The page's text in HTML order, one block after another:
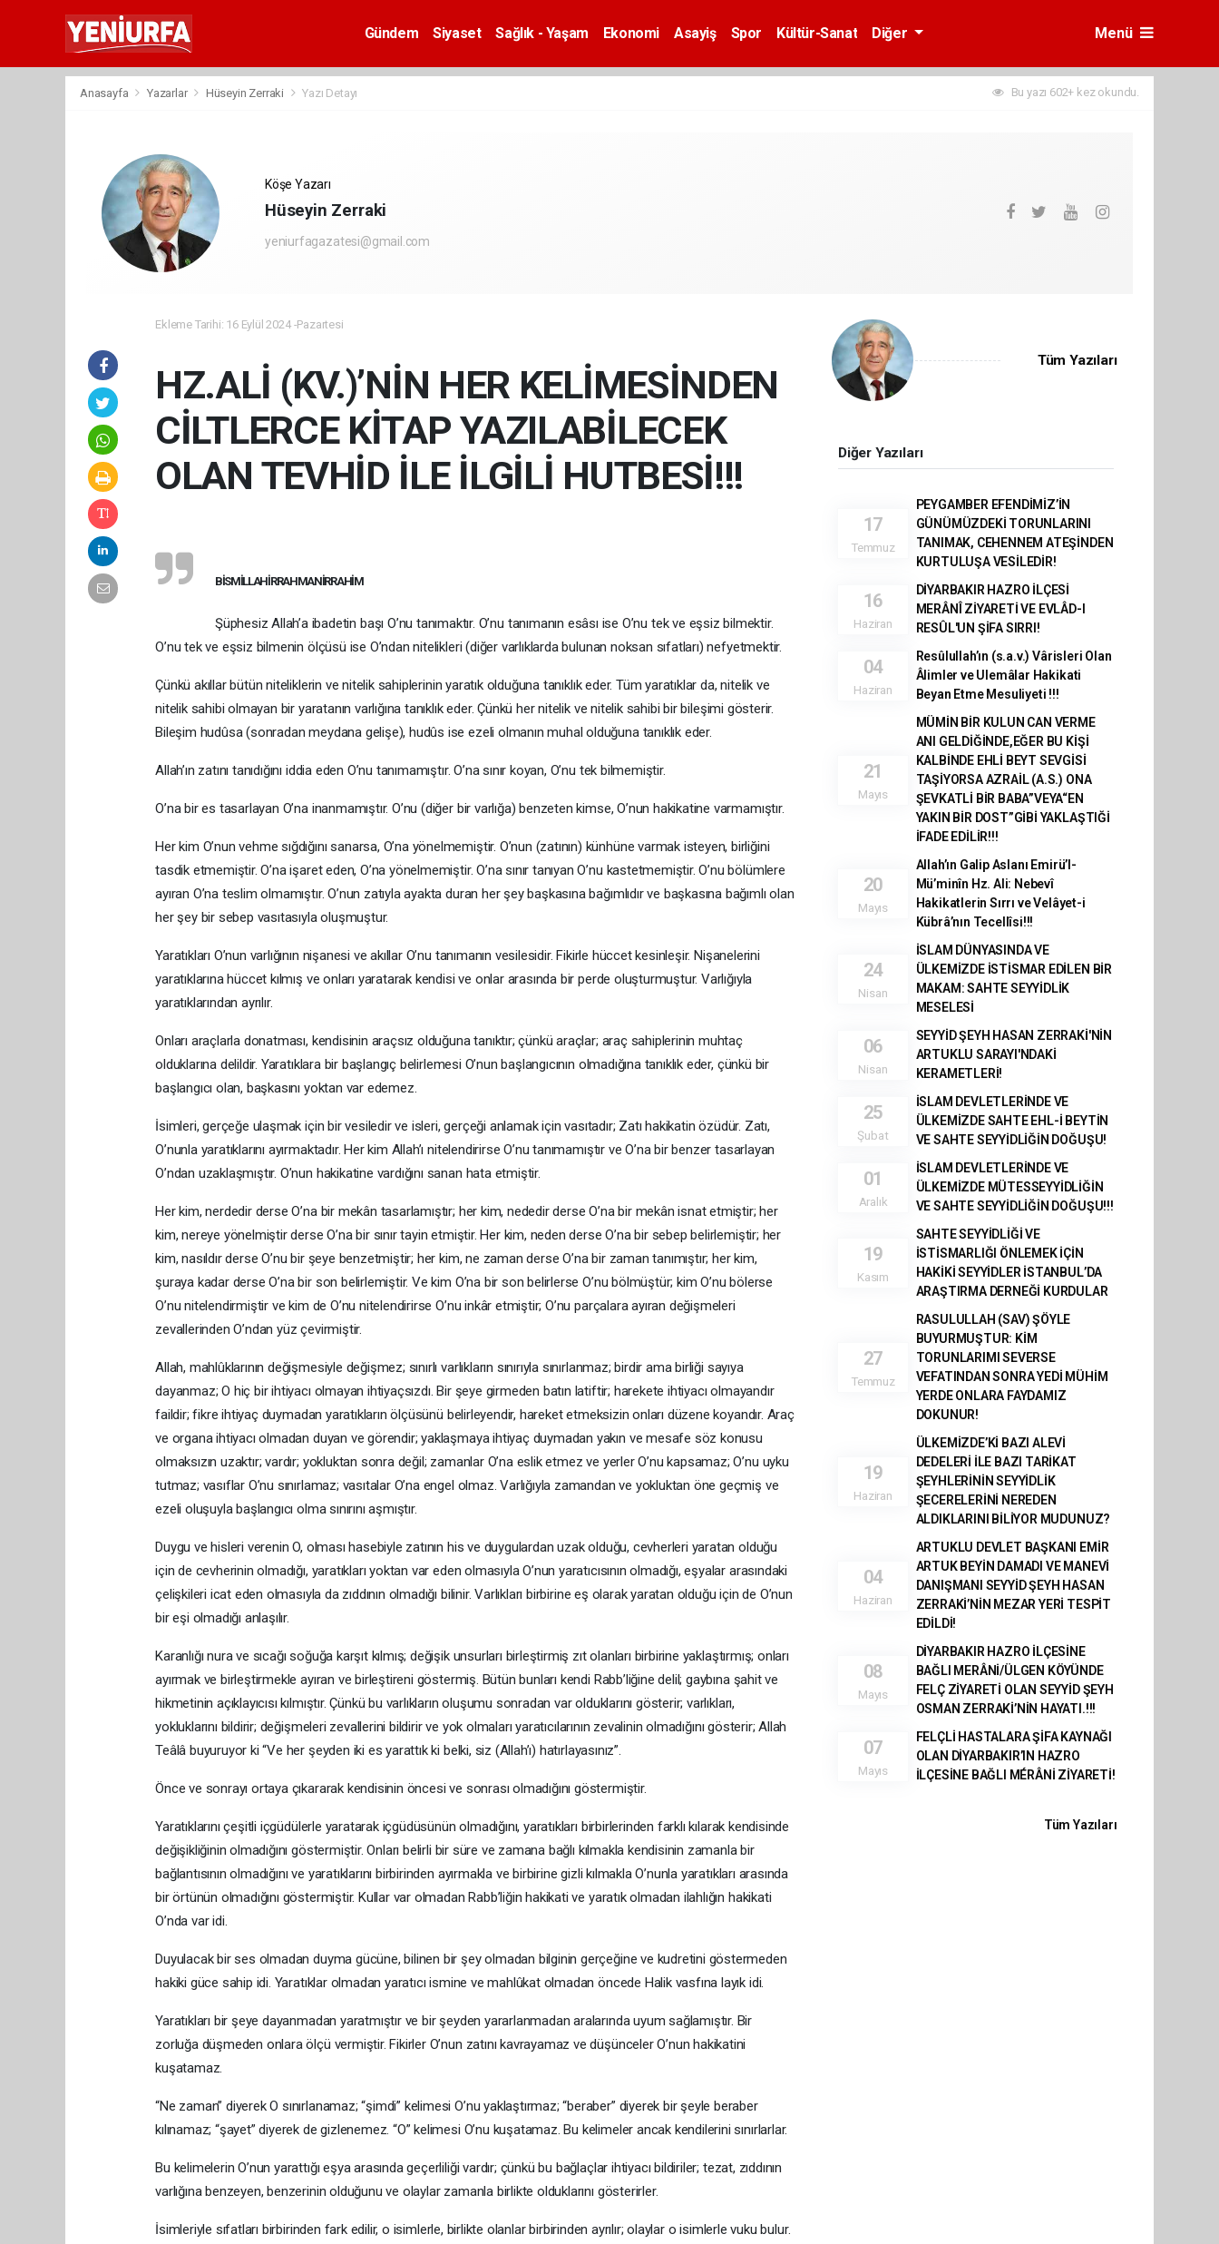
Gündem Siyaset Sağlık - Yaşam Ekonomi Asayiş Spor Kültür-Sanat Diğer Menü
Anasayfa Yazarlar Hüseyin Zerraki Yazı Detayı Bu yazı 602+ kez okundu.
Köşe Yazarı
Hüseyin Zerraki
yeniurfagazatesi@gmail.com
Ekleme Tarihi: 16 Eylül 2024 -Pazartesi
HZ.ALİ (KV.)’NİN HER KELİMESİNDEN
CİLTLERCE KİTAP YAZILABİLECEK
OLAN TEVHİD İLE İLGİLİ HUTBESİ!!!
BİSMİLLAHİRRAHMANİRRAHİM
Şüphesiz Allah’a ibadetin başı O’nu tanımaktır. O’nu tanımanın esâsı ise O’nu tek ve eşsiz bilmektir.
O’nu tek ve eşsiz bilmenin ölçüsü ise O’ndan nitelikleri (diğer varlıklarda bulunan noksan sıfatları) nefyetmektir.
Çünkü akıllar bütün niteliklerin ve nitelik sahiplerinin yaratık olduğuna tanıklık eder. Tüm yaratıklar da, nitelik ve
nitelik sahibi olmayan bir yaratanın varlığına tanıklık eder. Çünkü her nitelik ve nitelik sahibi bir bileşimi gösterir.
Bileşim hudûsa (sonradan meydana gelişe), hudûs ise ezeli olmanın muhal olduğuna tanıklık eder.
Allah’ın zatını tanıdığını iddia eden O’nu tanımamıştır. O’na sınır koyan, O’nu tek bilmemiştir.
O’na bir es tasarlayan O’na inanmamıştır. O’nu (diğer bir varlığa) benzeten kimse, O’nun hakikatine varmamıştır.
Her kim O’nun vehme sığdığını sanarsa, O’na yönelmemiştir. O’nun (zatının) künhüne varmak isteyen, birliğini
tasdik etmemiştir. O’na işaret eden, O’na yönelmemiştir. O’na sınır tanıyan O’nu kastetmemiştir. O’nu bölümlere
ayıran O’na teslim olmamıştır. O’nun zatıyla ayakta duran her şey başkasına bağımlıdır ve başkasına bağımlı olan
her şey bir sebep vasıtasıyla oluşmuştur.
Yaratıkları O’nun varlığının nişanesi ve akıllar O’nu tanımanın vesilesidir. Fikirle hüccet kesinleşir. Nişanelerini
yaratıklarına hüccet kılmış ve onları yaratarak kendisi ve onlar arasında bir perde oluşturmuştur. Varlığıyla
yaratıklarından ayrılır.
Onları araçlarla donatması, kendisinin araçsız olduğuna tanıktır; çünkü araçlar; araç sahiplerinin muhtaç
olduklarına delildir. Yaratıklara bir başlangıç belirlemesi O’nun başlangıcının olmadığına tanıklık eder, çünkü bir
başlangıcı olan, başkasını yoktan var edemez.
İsimleri, gerçeğe ulaşmak için bir vesiledir ve isleri, gerçeği anlamak için vasıtadır; Zatı hakikatin özüdür. Zatı,
O’nunla yaratıklarını ayırmaktadır. Her kim Allah’ı nitelendirirse O’nu tanımamıştır ve O’na bir benzer tasarlayan
O’ndan uzaklaşmıştır. O’nun hakikatine vardığını sanan hata etmiştir.
Her kim, nerdedir derse O’na bir mekân tasarlamıştır; her kim, nededir derse O’na bir mekân isnat etmiştir; her
kim, nereye yönelmiştir derse O’na bir sınır tayin etmiştir. Her kim, neden derse O’na bir sebep belirlemiştir; her
kim, nasıldır derse O’nu bir şeye benzetmiştir; her kim, ne zaman derse O’na bir zaman tanımıştır; her kim,
şuraya kadar derse O’na bir son belirlemiştir. Ve kim O’na bir son belirlerse O’nu bölmüştür; kim O’nu bölerse
O’nu nitelendirmiştir ve kim de O’nu nitelendirirse O’nu inkâr etmiştir; O’nu parçalara ayıran değişmeleri
zevallerinden O’ndan yüz çevirmiştir.
Allah, mahlûklarının değişmesiyle değişmez; sınırlı varlıkların sınırıyla sınırlanmaz; birdir ama birliği sayıya
dayanmaz; O hiç bir ihtiyacı olmayan ihtiyaçsızdı. Bir şeye girmeden batın latiftir; harekete ihtiyacı olmayandır
faildir; fikre ihtiyaç duymadan yaratıkların ölçüsünü belirleyendir, hareket etmeksizin onları düzene koyandır. Araç
ve organa ihtiyacı olmadan duyan ve görendir; yaklaşmaya ihtiyaç duymadan yakın ve mesafe söz konusu
olmaksızın uzaktır; vardır; yokluktan sonra değil; zamanlar O’na eslik etmez ve yerler O’nu kapsamaz; O’nu uyku
tutmaz; vasıflar O’nu sınırlamaz; vasıtalar O’na engel olmaz. Varlığıyla zamandan ve yokluktan öne geçmiş ve
ezeli oluşuyla başlangıcı olma sınırını aşmıştır.
Duygu ve hisleri verenin O, olması hasebiyle zatının his ve duygulardan uzak olduğu, cevherleri yaratan olduğu
için de cevherinin olmadığı, yaratıkları yoktan var eden olmasıyla O’nun yaratıcısının olmadığı, eşyalar arasındaki
çelişkileri icat eden olmasıyla da zıddının olmadığı bilinir. Varlıkları birbirine eş olarak yaratan olduğu için de O’nun
bir eşi olmadığı anlaşılır.
Karanlığı nura ve sıcağı soğuğa karşıt kılmış; değişik unsurları birleştirmiş zıt olanları birbirine yaklaştırmış; onları
ayırmak ve birleştirmekle ayıran ve birleştireni göstermiş. Bütün bunları kendi Rabb’liğine delil; gaybına şahit ve
hikmetinin açıklayıcısı kılmıştır. Çünkü bu varlıkların oluşumu sonradan var olduklarını gösterir; varlıkları,
yokluklarını bildirir; değişmeleri zevallerini bildirir ve yok olmaları yaratıcılarının zevalinin olmadığını gösterir; Allah
Teâlâ buyuruyor ki “Ve her şeyden iki es yarattık ki belki, siz (Allah’ı) hatırlayasınız”.
Önce ve sonrayı ortaya çıkararak kendisinin öncesi ve sonrası olmadığını göstermiştir.
Yaratıklarını çeşitli içgüdülerle yaratarak içgüdüsünün olmadığını, yaratıkları birbirlerinden farklı kılarak kendisinde
değişikliğinin olmadığını göstermiştir. Onları belirli bir süre ve zamana bağlı kılmakla kendisinin zamanla bir
bağlantısının olmadığını ve yaratıklarını birbirinden ayırmakla ve birbirine gizli kılmakla O’nunla yaratıkları arasında
bir örtünün olmadığını göstermiştir. Kullar var olmadan Rabb’liğin hakikati ve yaratık olmadan ilahlığın hakikati
O’nda var idi.
Duyulacak bir ses olmadan duyma gücüne, bilinen bir şey olmadan bilginin gerçeğine ve kudretini göstermeden
hakiki güce sahip idi. Yaratıklar olmadan yaratıcı ismine ve mahlûkat olmadan öncede Halik vasfına layık idi.
Yaratıkları bir şeye dayanmadan yaratmıştır ve bir şeyden yararlanmadan aralarında uyum sağlamıştır. Bir
zorluğa düşmeden onlara ölçü vermiştir. Fikirler O’nun zatını kavrayamaz ve düşünceler O’nun hakikatini
kuşatamaz.
“Ne zaman” diyerek O sınırlanamaz; “şimdi” kelimesi O’nu yaklaştırmaz; “beraber” diyerek bir şeyle beraber
kılınamaz; “şayet” diyerek de gizlenemez. “O” kelimesi O’nu kuşatamaz. Bu kelimeler ancak kendilerini sınırlarlar.
Bu kelimelerin O’nun yarattığı eşya arasında geçerliliği vardır; çünkü bu bağlaçlar ihtiyacı bildiriler; tezat, zıddının
varlığına benzeyen, benzerinin olduğunu ve olaylar zamanla birlikte olduklarını gösterirler.
İsimleriyle sıfatları birbirinden fark edilir, o isimlerle, birlikte olanlar birbirinden ayrılır; olaylar o isimlerle vuku bulur.
Tüm Yazıları
Diğer Yazıları
17
Temmuz
PEYGAMBER EFENDİMİZ’İN
GÜNÜMÜZDEKİ TORUNLARINI
TANIMAK, CEHENNEM ATEŞİNDEN
KURTULUŞA VESİLEDİR!
16
Haziran
DİYARBAKIR HAZRO İLÇESİ
MERÂNÎ ZİYARETİ VE EVLÂD-I
RESÛL'UN ŞİFA SIRRI!
04
Haziran
Resûlullah’ın (s.a.v.) Vârisleri Olan
Âlimler ve Ulemâlar Hakikati
Beyan Etme Mesuliyeti !!!
21
Mayıs
MÜMİN BİR KULUN CAN VERME
ANI GELDİĞİNDE,EĞER BU KİŞİ
KALBİNDE EHLİ BEYT SEVGİSİ
TAŞİYORSA AZRAİL (A.S.) ONA
ŞEVKATLİ BİR BABA”VEYA“EN
YAKIN BİR DOST”GİBİ YAKLAŞTIĞİ
İFADE EDİLİR!!!
20
Mayıs
Allah’ın Galip Aslanı Emirü’l-
Mü’minîn Hz. Ali: Nebevî
Hakikatlerin Sırrı ve Velâyet-i
Kübrâ’nın Tecellîsi!!!
24
Nisan
​İSLAM DÜNYASINDA VE
ÜLKEMİZDE İSTİSMAR EDİLEN BİR
MAKAM: SAHTE SEYYİDLİK
MESELESİ
06
Nisan
SEYYİD ŞEYH HASAN ZERRAKİ'NİN
ARTUKLU SARAYI'NDAKİ
KERAMETLERİ!
25
Şubat
İSLAM DEVLETLERİNDE VE
ÜLKEMİZDE SAHTE EHL-İ BEYTİN
VE SAHTE SEYYİDLİĞİN DOĞUŞU!
01
Aralık
İSLAM DEVLETLERİNDE VE
ÜLKEMİZDE MÜTESSEYYİDLİĞİN
VE SAHTE SEYYİDLİĞİN DOĞUŞU!!!
19
Kasım
SAHTE SEYYİDLİĞİ VE
İSTİSMARLIĞI ÖNLEMEK İÇİN
HAKİKİ SEYYİDLER İSTANBUL’DA
ARAŞTIRMA DERNEĞİ KURDULAR
27
Temmuz
RASULULLAH (SAV) ŞÖYLE
BUYURMUŞTUR: KİM
TORUNLARIMI SEVERSE
VEFATINDAN SONRA YEDİ MÜHİM
YERDE ONLARA FAYDAMIZ
DOKUNUR!
19
Haziran
ÜLKEMİZDE’Kİ BAZI ALEVİ
DEDELERİ İLE BAZI TARİKAT
ŞEYHLERİNİN SEYYİDLİK
ŞECERELERİNİ NEREDEN
ALDIKLARINI BİLİYOR MUDUNUZ?
04
Haziran
ARTUKLU DEVLET BAŞKANI EMİR
ARTUK BEYİN DAMADI VE MANEVİ
DANIŞMANI SEYYİD ŞEYH HASAN
ZERRAKİ’NİN MEZAR YERİ TESPİT
EDİLDİ!
08
Mayıs
DİYARBAKIR HAZRO İLÇESİNE
BAĞLI MERÂNİ/ÜLGEN KÖYÜNDE
FELÇ ZİYARETİ OLAN SEYYİD ŞEYH
OSMAN ZERRAKİ’NİN HAYATI.!!!
07
Mayıs
FELÇLİ HASTALARA ŞİFA KAYNAĞI
OLAN DİYARBAKIR’IN HAZRO
İLÇESİNE BAĞLI MÉRÂNİ ZİYARETİ!
Tüm Yazıları